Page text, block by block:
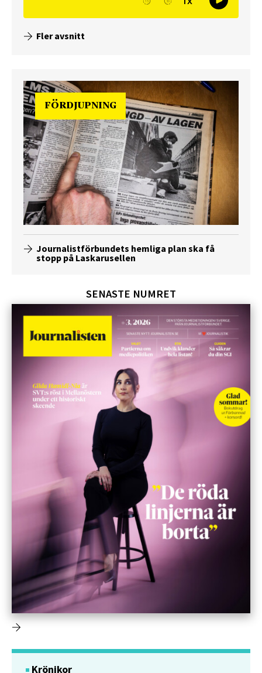
Fler avsnitt
FÖRDJUPNING
Journalistförbundets hemliga plan ska få
stopp på Laskarusellen
SENASTE NUMRET
Krönikor